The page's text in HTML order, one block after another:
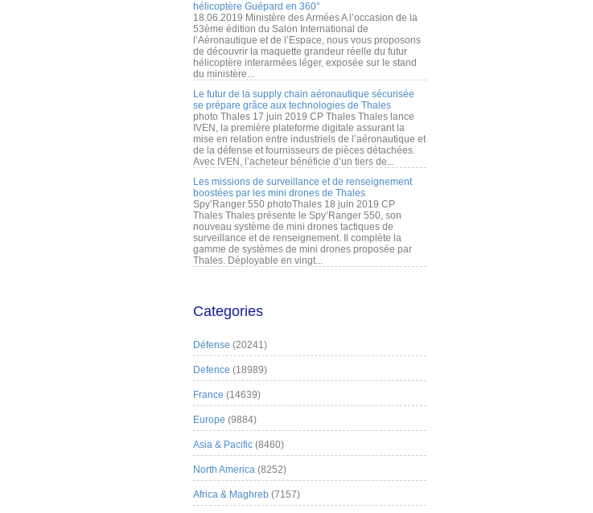
hélicoptère Guépard en 360°
18.06.2019 Ministère des Armées A l’occasion de la
53ème édition du Salon International de
l’Aéronautique et de l’Espace, nous vous proposons
de découvrir la maquette grandeur réelle du futur
hélicoptère interarmées léger, exposée sur le stand
du ministère...
Le futur de la supply chain aéronautique sécurisée
se prépare grâce aux technologies de Thales
photo Thales 17 juin 2019 CP Thales Thales lance
IVEN, la première plateforme digitale assurant la
mise en relation entre industriels de l’aéronautique et
de la défense et fournisseurs de pièces détachées.
Avec IVEN, l’acheteur bénéficie d’un tiers de...
Les missions de surveillance et de renseignement
boostées par les mini drones de Thales
Spy’Ranger 550 photoThales 18 juin 2019 CP
Thales Thales présente le Spy’Ranger 550, son
nouveau système de mini drones tactiques de
surveillance et de renseignement. Il complète la
gamme de systèmes de mini drones proposée par
Thales. Déployable en vingt...
Categories
Défense (20241)
Defence (18989)
France (14639)
Europe (9884)
Asia & Pacific (8460)
North America (8252)
Africa & Maghreb (7157)